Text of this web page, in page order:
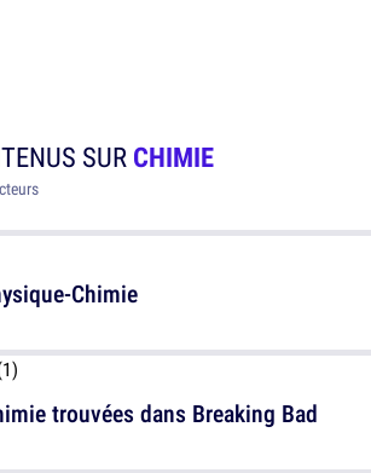
SURCHIMIE
Chimie
trouvées dans Breaking Bad